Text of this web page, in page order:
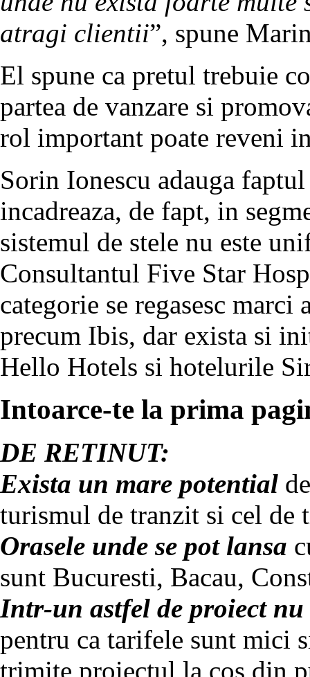
atragi clientii”, spune
El spune ca pretul trebuie
partea de vanzare si
rol important poate reveni
Sorin Ionescu adauga
incadreaza, de fapt, in
sistemul de stele nu este
Consultantul Five Star
categorie se regasesc
precum Ibis, dar exista si
Hello Hotels si hotelurile
Intoarce-te la prima
DE RETINUT:
Exista un mare potential
turismul de tranzit si cel de
Orasele unde se pot lansa
sunt Bucuresti, Bacau,
Intr-un astfel de proiect nu
pentru ca tarifele sunt mici
trimite proiectul la cos din